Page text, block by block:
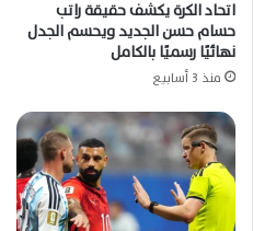
اتحاد الكرة يكشف حقيقة راتب
حسام حسن الجديد ويحسم الجدل
نهائيًا رسميًا بالكامل
منذ 3 أسابيع